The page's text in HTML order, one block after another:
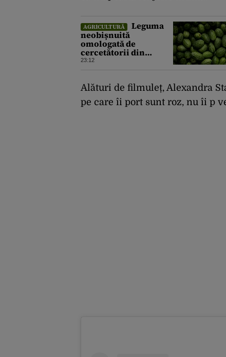
AGRICULTURĂ
Leguma
neobișnuită
omologată de
cercetătorii din
Buzău, gata de lansare
provine soiul
23:12
Alături de filmuleț, Alexandra
pe care îi port sunt roz, nu îi p